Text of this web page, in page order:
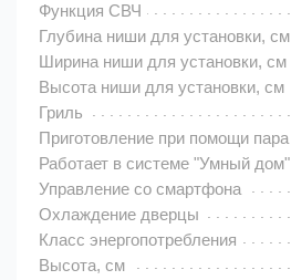
Функция СВЧ
Глубина ниши для установки, см
Ширина ниши для установки, см
Высота ниши для установки, см
Гриль
Приготовление при помощи пара
Работает в системе "Умный дом"
Управление со смартфона
Охлаждение дверцы
Класс энергопотребления
Высота, см